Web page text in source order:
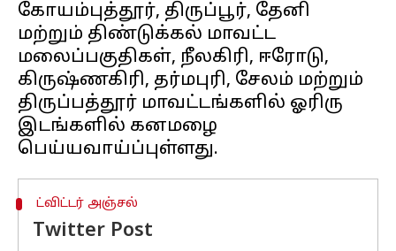
கோயம்புத்தூர், திருப்பூர், தேனி
மற்றும் திண்டுக்கல் மாவட்ட
மலைப்பகுதிகள், நீலகிரி, ஈரோடு,
கிருஷ்ணகிரி, தர்மபுரி, சேலம் மற்றும்
திருப்பத்தூர் மாவட்டங்களில் ஓரிரு
இடங்களில் கனமழை
ட்விட்டர் அஞ்சல்
Twitter Post